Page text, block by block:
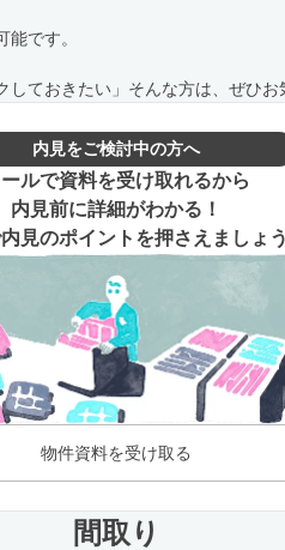
です。
ておきたい」そんな方は、ぜひお
内見をご検討中の方へ
ールで資料を受け取れるから
内見前に詳細がわかる！
見のポイントを押さえましょう
物件資料を受け取る
間取り